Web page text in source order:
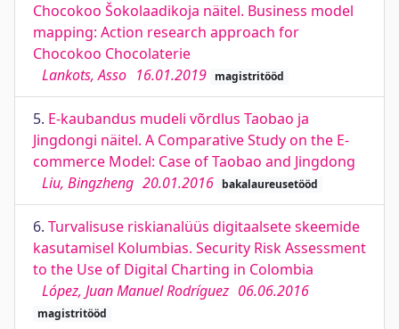
Chocokoo Šokolaadikoja näitel. Business model
mapping: Action research approach for
Chocokoo Chocolaterie
Lankots, Asso 16.01.2019 magistritööd
5. E-kaubandus mudeli võrdlus Taobao ja
Jingdongi näitel. A Comparative Study on the E-
commerce Model: Case of Taobao and Jingdong
Liu, Bingzheng 20.01.2016 bakalaureusetööd
6. Turvalisuse riskianalüüs digitaalsete skeemide
kasutamisel Kolumbias. Security Risk Assessment
to the Use of Digital Charting in Colombia
López, Juan Manuel Rodríguez 06.06.2016
magistritööd